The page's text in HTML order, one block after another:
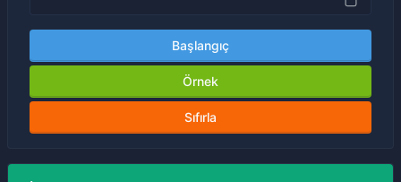
Başlangıç
Örnek
Sıfırla